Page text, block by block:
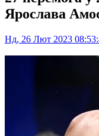
Ярослава
Нд, 26 Лют 2023